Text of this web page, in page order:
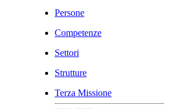
Persone
Competenze
Settori
Strutture
Terza Missione